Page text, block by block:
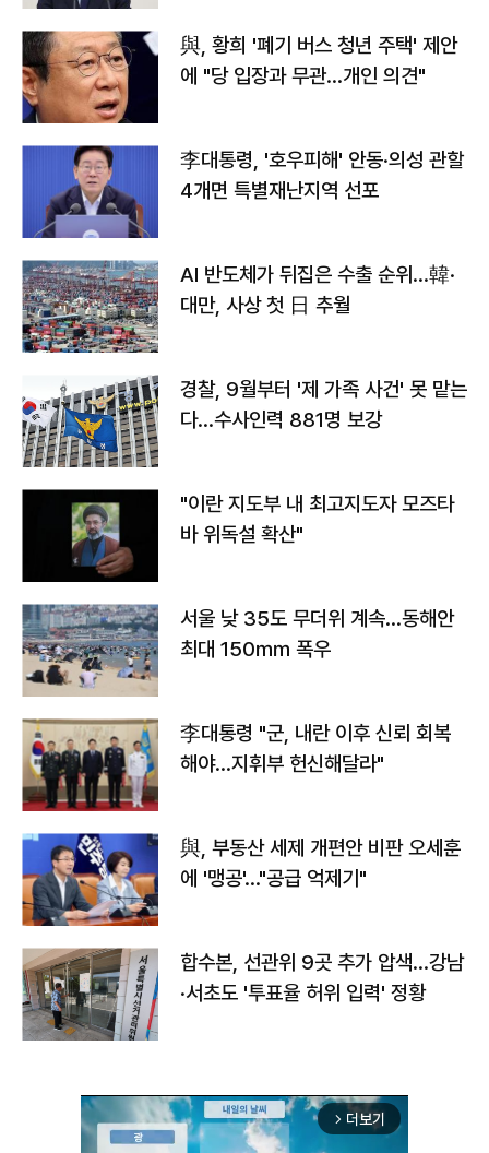
與, 황희 '폐기 버스 청년 주택' 제안
에 "당 입장과 무관…개인 의견"
李대통령, '호우피해' 안동·의성 관할
4개면 특별재난지역 선포
AI 반도체가 뒤집은 수출 순위…韓·
대만, 사상 첫 日 추월
경찰, 9월부터 '제 가족 사건' 못 맡는
다…수사인력 881명 보강
"이란 지도부 내 최고지도자 모즈타
바 위독설 확산"
서울 낮 35도 무더위 계속…동해안
최대 150㎜ 폭우
李대통령 "군, 내란 이후 신뢰 회복
해야…지휘부 헌신해달라"
與, 부동산 세제 개편안 비판 오세훈
에 '맹공'…"공급 억제기"
합수본, 선관위 9곳 추가 압색…강남
·서초도 '투표율 허위 입력' 정황
arrow_forward_ios 더보기